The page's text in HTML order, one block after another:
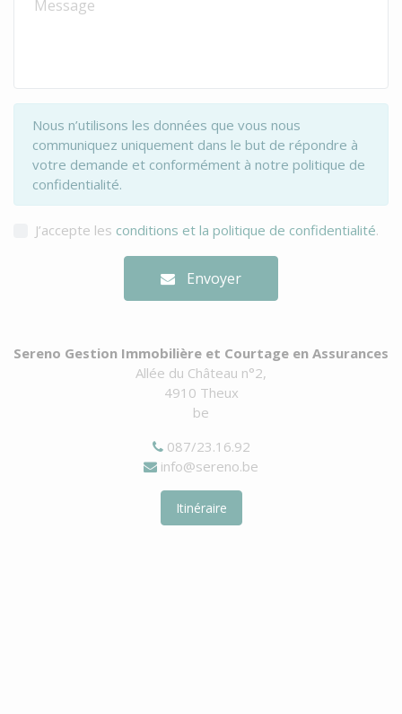
Nous n’utilisons les données que vous nous
communiquez uniquement dans le but de répondre à
votre demande et conformément à notre politique de
confidentialité.
J’accepte les conditions et la politique de confidentialité.
Envoyer
Sereno Gestion Immobilière et Courtage en Assurances
Allée du Château n°2,
4910 Theux
be
087/23.16.92
info@sereno.be
Itinéraire